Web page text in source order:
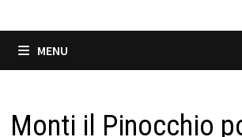
MENU
Monti il Pinocchio